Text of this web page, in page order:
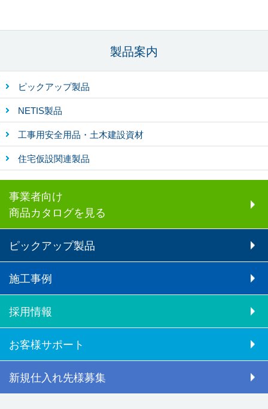
製品案内
ピックアップ製品
NETIS製品
工事用安全用品・土木建設資材
住宅仮設関連製品
事業者向け
商品カタログを見る
ピックアップ製品
施工事例
採用情報
お客様サポート
新規仕入れ先様募集